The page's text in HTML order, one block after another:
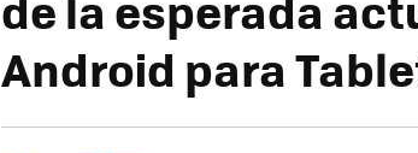
Android para